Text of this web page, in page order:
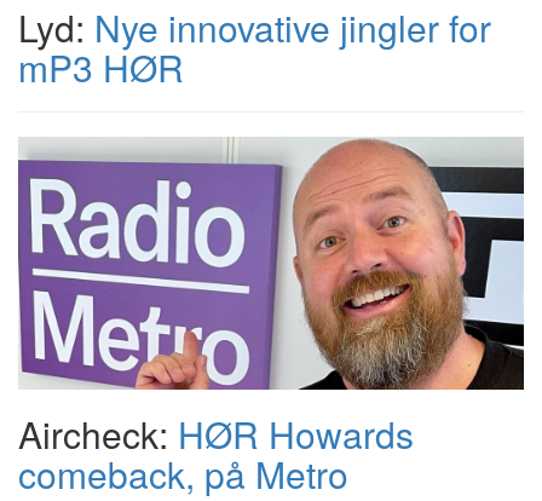
Lyd: Nye innovative jingler for
mP3 HØR
Aircheck: HØR Howards
comeback, på Metro